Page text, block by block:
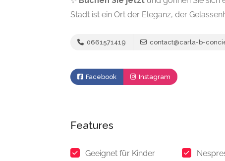
Stadt ist ein Ort der Eleganz, der
0661571419 contact@carla-b-
Facebook Instagram
Features
Geeignet für Kinder